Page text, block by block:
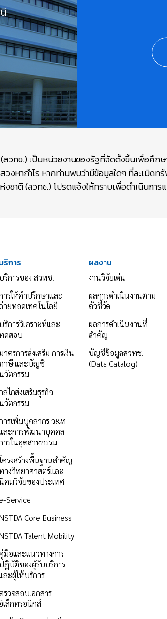
วทช.) เป็นหน่วยงานของรัฐที่จัดตั้งขึ้นเพื่อศึก
งหากำไร หากท่านพบว่ามีข้อมูลใดๆ ที่ละเมิด
ชาติ (สวทช.) โปรดแจ้งให้ทราบเพื่อดำเนินกา
บริการ
ริการของ สวทช.
ารให้คำปรึกษาและ
ายทอดเทคโนโลยี
ริการวิเคราะห์และ
ดสอบ
าตรการส่งเสริม การเงิน
าษี และบัญชี
วัตกรรม
ลไกส่งเสริมธุรกิจ
วัตกรรม
ารเพิ่มบุคลากร ว&ท
ละการพัฒนาบุคคล
ารในอุตสาหกรรม
ครงสร้างพื้นฐานสำคัญ
างวิทยาศาสตร์และ
คมวิจัยของประเทศ
e-Service
NSTDA Core Business
NSTDA Talent Mobility
มือและแนวทางการ
ฏิบัติของผู้รับบริการ
ละผู้ให้บริการ
รวจสอบเอกสาร
เล็กทรอนิกส์
ผลงาน
งานวิจัยเด่น
ผลการดำเนินงานตาม
ตัวชี้วัด
ผลการดำเนินงานที่
สำคัญ
บัญชีข้อมูลสวทช.
(Data Catalog)